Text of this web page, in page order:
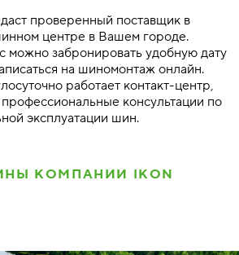
проверенный поставщик в
центре в Вашем городе.
можно забронировать удобную дату
на шиномонтаж онлайн.
работает контакт-центр,
консультации по
эксплуатации шин.
КОМПАНИИ IKON